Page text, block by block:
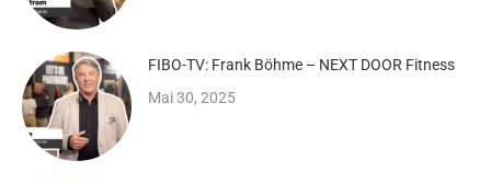
FIBO-TV: Frank Böhme – NEXT DOOR Fitness
Mai 30, 2025